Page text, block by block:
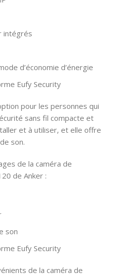
intégrés
d’économie d’énergie
Eufy Security
pour les personnes qui
sans fil compacte et
et à utiliser, et elle offre
son.
de la caméra de
de Anker :
son
Eufy Security
de la caméra de